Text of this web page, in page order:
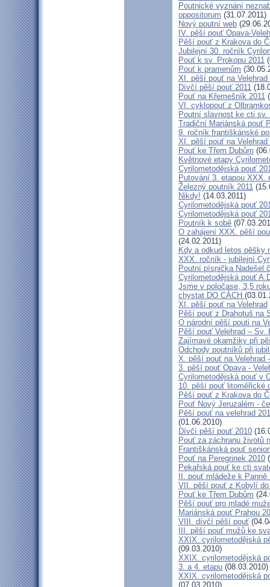
Poutnické vyznání
oppositorum (31.07.2011)
Nový poutní web
IV. pěší pouť Opava-
Pěší pouť z Krakova do
Jubilejní 30. ročník
Pouť k sv. Prokopu 2011
Pouť k pramenům
XI. pěší pouť na Velehrad
Dívčí pěší pouť 2011
Pouť na Křemešník 2011
VI. cyklopouť z
Poutní slavnost ke cti sv.
Tradiční Mariánská pouť
9. ročník františkánské
XI. pěší pouť na
Pouť ke Třem Dubům
Květnové etapy
Cyrilometodějská pouť
Putování 3. etapou XXX.
Železný poutník 2011
Nikdy! (14.03.2011)
Cyrilometodějská pouť
Cyrilometodějská pouť
Poutník k sobě
O zahájení XXX. pěší
(24.02.2011)
Kdy a odkud letos pěšky
XXX. ročník - jubilejní
Poutní písnička Nadešel
Cyrilometodějská pouť
Jsme v poločase, 3,5
chystat DO CÁCH
XI. pěší pouť na Velehrad
Pěší pouť z Drahotuš na
O národní pěší pouti na
Pěší pouť Velehrad – Sv.
Zajímavé okamžiky při
Odchody poutníků při
X. pěší pouť na Velehrad
3. pěší pouť Opava -
Cyrilometodějská pouť v
10. pěší pouť litoměřické
Pěší pouť z Krakova do
Pouť Nový Jeruzalém -
Pěší pouť na velehrad
(01.06.2010)
Dívčí pěší pouť 2010
Pouť za záchranu životů
Františkánská pouť
Pouť na Peregrinek 2010
Pekařská pouť ke cti
II. pouť mládeže k Panně
VII. pěší pouť z Kobylí
Pouť ke Třem Dubům
Pěší pouť pro mladé
Mariánská pouť Prahou
VIII. dívčí pěší pouť
III. pěší pouť mužů ke
XXIX. cyrilometodějská
(09.03.2010)
XXIX. cyrilometodějská
3. a 4. etapu (08.03.2010)
XXIX. cyrilometodějská
(07.03.2010)